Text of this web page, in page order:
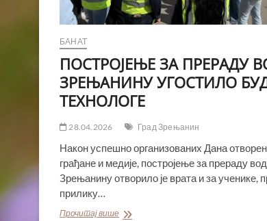
БАНАТ
ПОСТРОЈЕЊЕ ЗА ПРЕРАДУ
ЗРЕЊАНИНУ УГОСТИЛО
ТЕХНОЛОГЕ
28.04.2026 Град Зрењанин
Након успешно организованих Дана
грађане и медије, постројење за прераду
Зрењанину отворило је врата и за ученике,
прилику…
Прочитај вишеПОСТРОЈЕЊЕ